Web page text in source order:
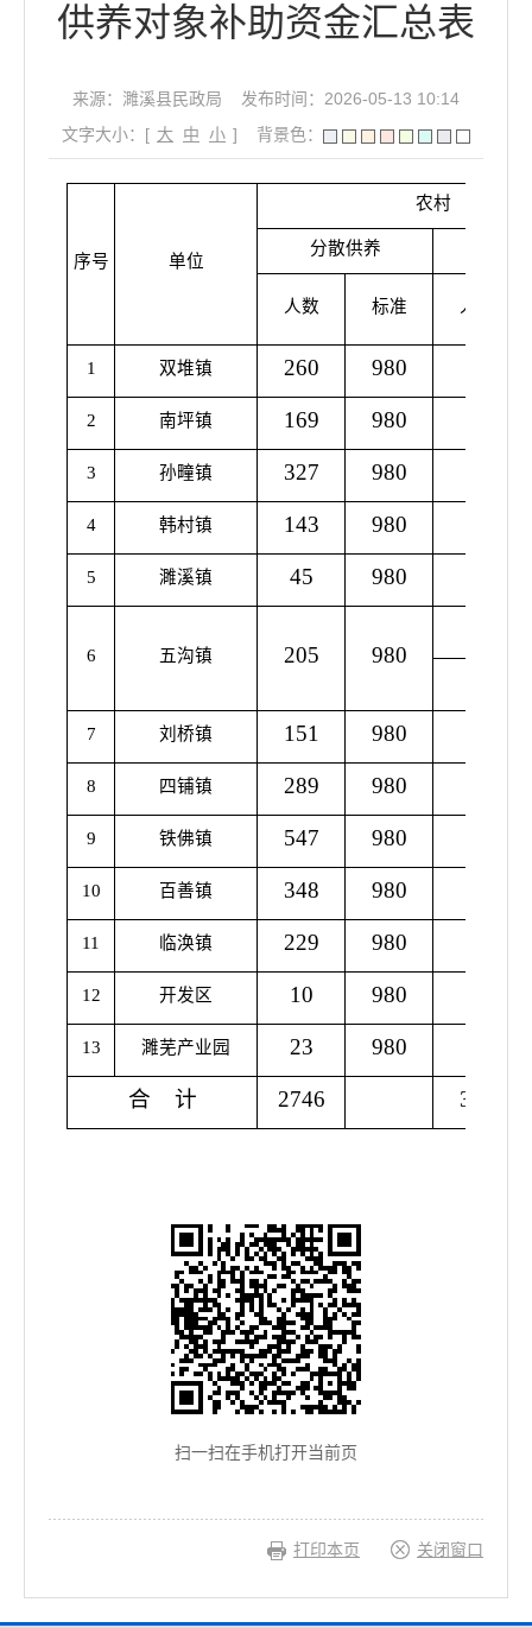
供养对象补助资金汇总表
来源：濉溪县民政局
发布时间：2026-05-13 10:14
文字大小：[ 大 中 小 ] 背景色：
序号 单位
农村
分散供养
人数 标准 人数
1 双堆镇 260 980
2 南坪镇 169 980
3 孙疃镇 327 980
4 韩村镇 143 980
5 濉溪镇 45 980
6 五沟镇 205 980
7 刘桥镇 151 980
8 四铺镇 289 980
9 铁佛镇 547 980
10 百善镇 348 980
11 临涣镇 229 980
12 开发区 10 980
13 濉芜产业园 23 980
合 计 2746 348
扫一扫在手机打开当前页
打印本页 关闭窗口